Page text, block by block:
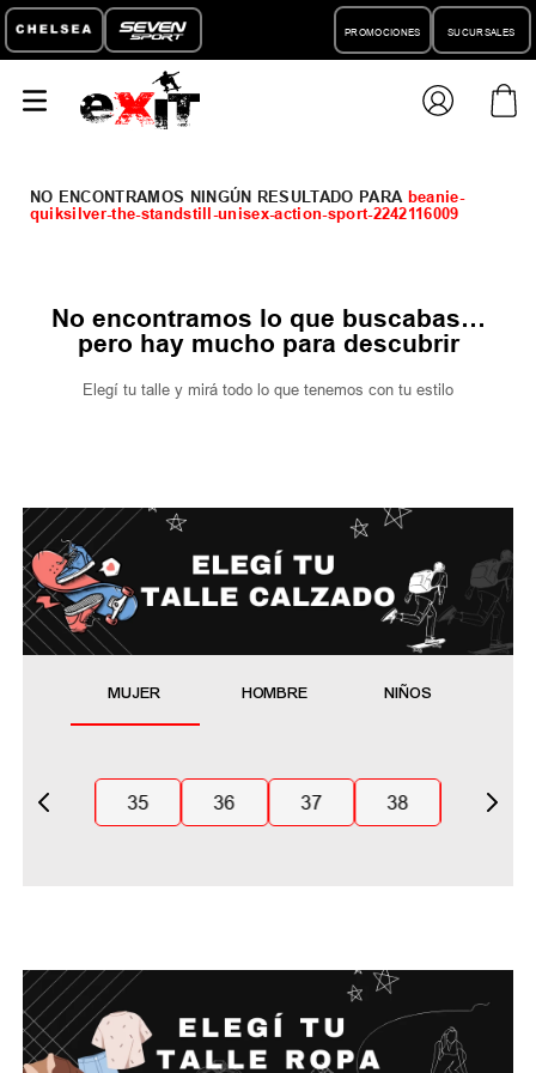
PROMOCIONES SUCURSALES
beanie-
quiksilver-the-standstill-unisex-action-sport-2242116009
No encontramos lo que buscabas…
pero hay mucho para descubrir
Elegí tu talle y mirá todo lo que tenemos con tu estilo
MUJER HOMBRE NIÑOS
35 36 37 38